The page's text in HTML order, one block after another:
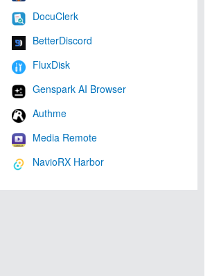
DocuClerk
BetterDiscord
FluxDisk
Genspark AI Browser
Authme
Media Remote
NavioRX Harbor